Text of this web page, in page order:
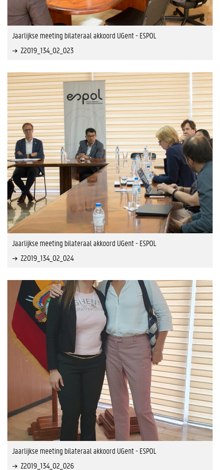
Jaarlijkse meeting bilateraal akkoord UGent - ESPOL
Z2019_134_02_023
Jaarlijkse meeting bilateraal akkoord UGent - ESPOL
Z2019_134_02_024
Jaarlijkse meeting bilateraal akkoord UGent - ESPOL
Z2019_134_02_026